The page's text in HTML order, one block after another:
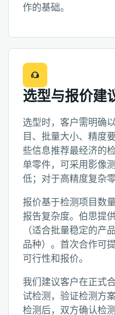
作的基础。
选型与报价建
选型时，客户需明确
目、批量大小、精度
些信息推荐最经济的
单零件，可采用影像
低；对于高精度复杂
报价基于检测项目数
报告复杂度。伯思提
（适合批量稳定的产
品种）。首次合作可
可行性和报价。
我们建议客户在正式
试检测，验证检测方
检测后，双方确认检